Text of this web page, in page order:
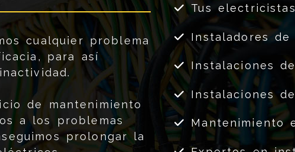
cualquier problema
para así
de mantenimiento
a los problemas
prolongar la
Tus
Instaladores de
Instalaciones
Instalaciones
Mantenimiento